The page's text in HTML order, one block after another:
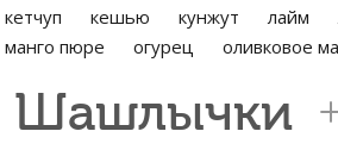
кетчуп
кешью кунжут лайм
манго пюре
огурец оливковое
Шашлычки